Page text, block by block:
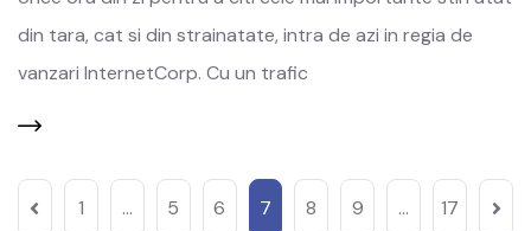
din tara, cat si din strainatate, intra de azi in regia de
vanzari InternetCorp. Cu un trafic
1 … 5 6 7 8 9 … 17